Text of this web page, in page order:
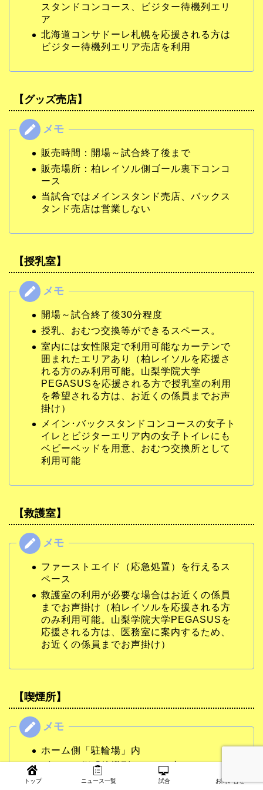
スタンドコンコース、ビジター待機列エリ
ア
北海道コンサドーレ札幌を応援される方は
ビジター待機列エリア売店を利用
【グッズ売店】
販売時間：開場～試合終了後まで
販売場所：柏レイソル側ゴール裏下コンコ
ース
当試合ではメインスタンド売店、バックス
タンド売店は営業しない
【授乳室】
開場～試合終了後30分程度
授乳、おむつ交換等ができるスペース。
室内には女性限定で利用可能なカーテンで
囲まれたエリアあり（柏レイソルを応援さ
れる方のみ利用可能。山梨学院大学
PEGASUSを応援される方で授乳室の利用
を希望される方は、お近くの係員までお声
掛け）
メイン･バックスタンドコンコースの女子ト
イレとビジターエリア内の女子トイレにも
ベビーベッドを用意、おむつ交換所として
利用可能
【救護室】
ファーストエイド（応急処置）を行えるス
ペース
救護室の利用が必要な場合はお近くの係員
までお声掛け（柏レイソルを応援される方
のみ利用可能。山梨学院大学PEGASUSを
応援される方は、医務室に案内するため、
お近くの係員までお声掛け）
【喫煙所】
ホーム側「駐輪場」内
ビジター側「待機列エリア」内
「紙巻たばこ･加熱式たばこ」ともに喫煙可
トップ ニュース一覧 試合 お問い合せ